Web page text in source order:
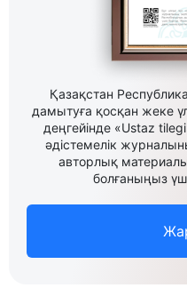
Қазақстан
дамытуға қосқан жеке
деңгейінде «Ustaz
әдістемелік
авторлық
болғаныңыз